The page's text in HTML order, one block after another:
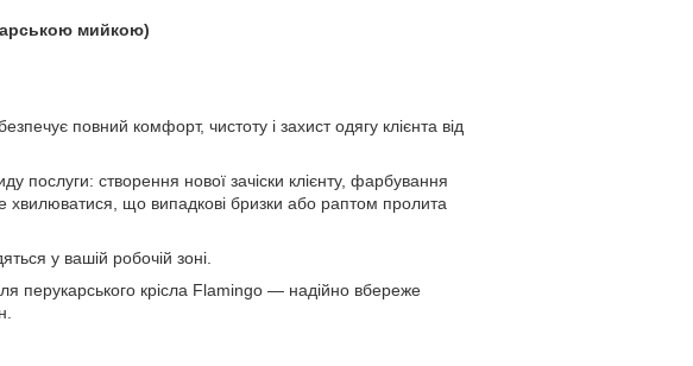
мийкою)
повний комфорт, чистоту і захист одягу клієнта від
послуги: створення нової зачіски клієнту, фарбування
хвилюватися, що випадкові бризки або раптом пролита
у вашій робочій зоні.
перукарського крісла Flamingo — надійно вбереже